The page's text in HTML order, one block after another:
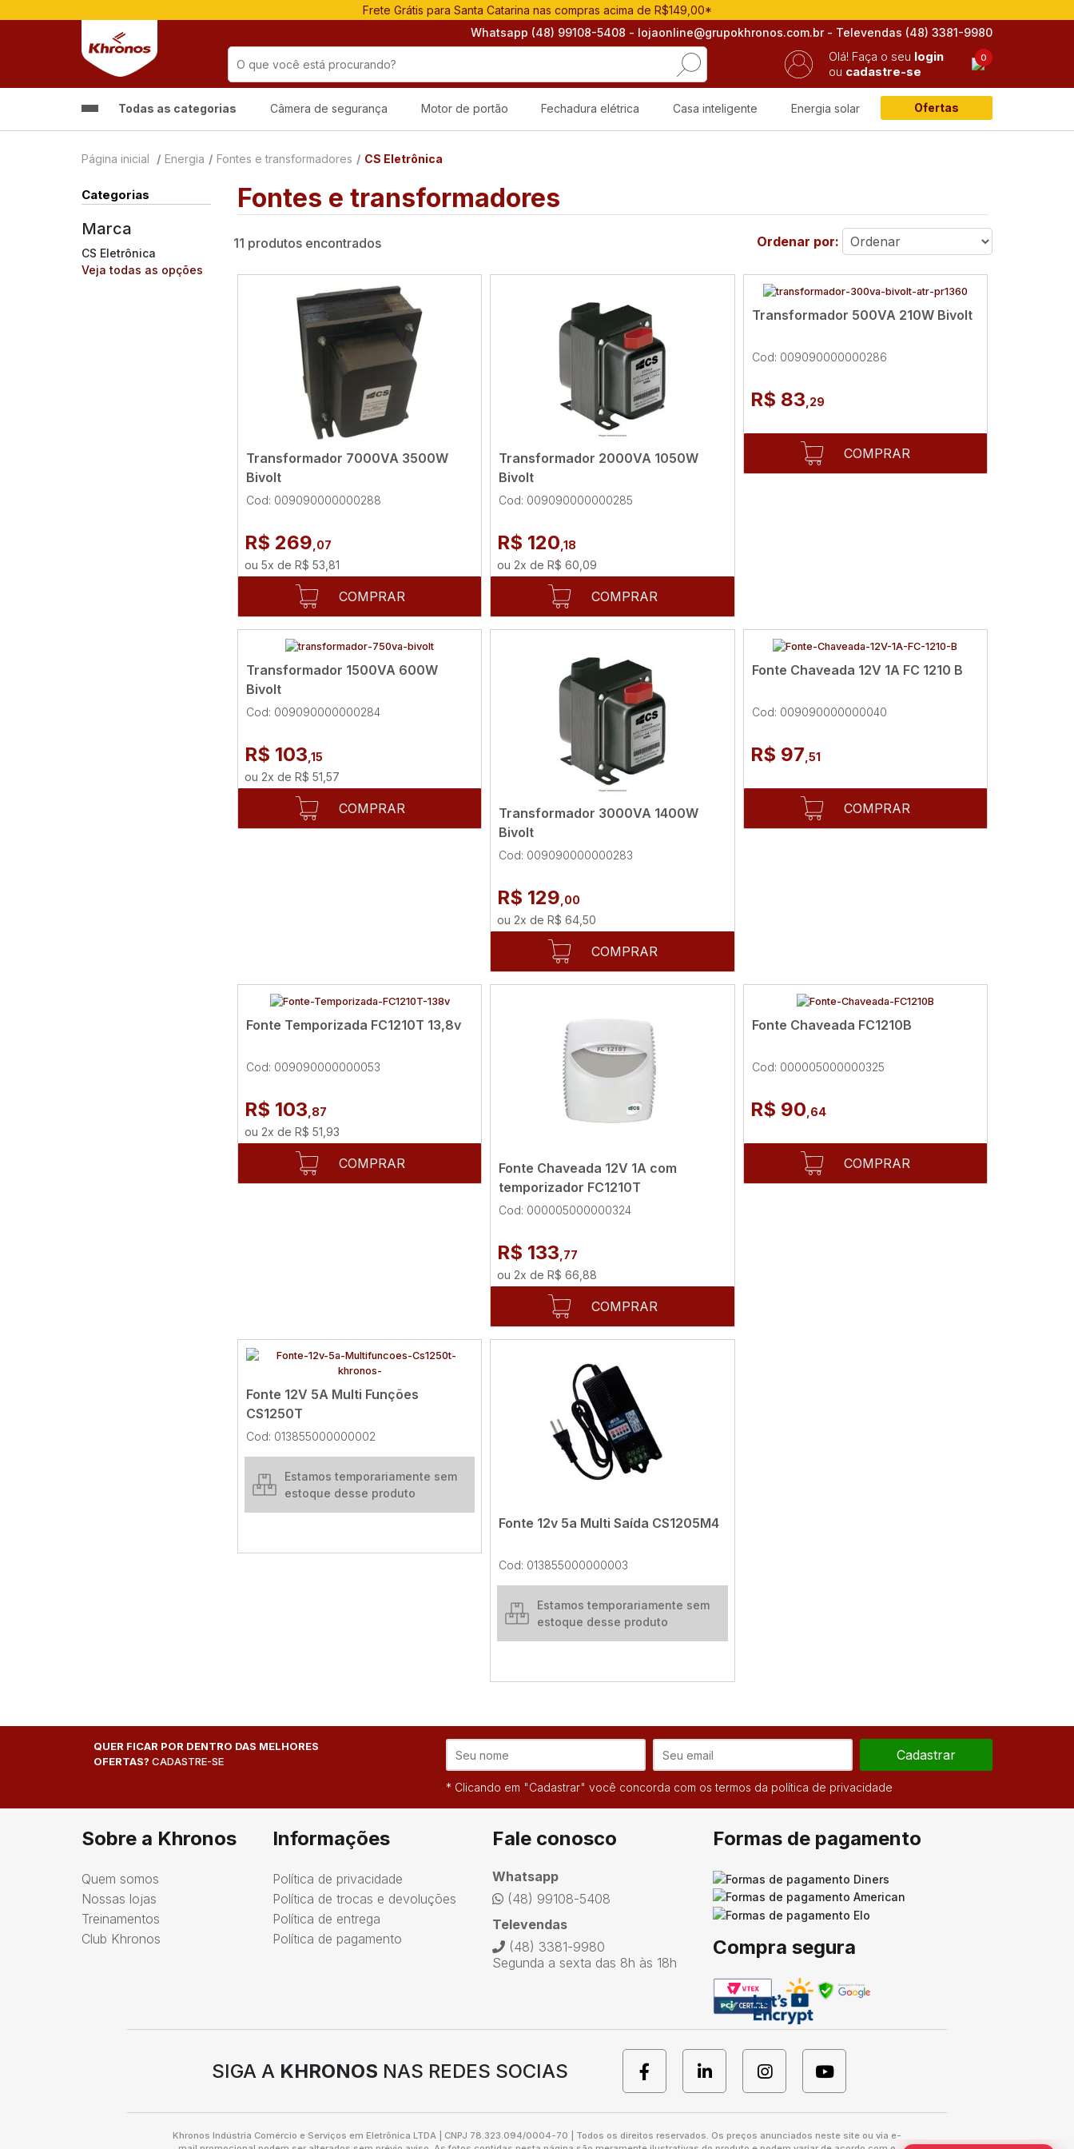
Frete Grátis para Santa Catarina nas compras acima de R$149,00*
Whatsapp (48) 99108-5408 - lojaonline@grupokhronos.com.br - Televendas (48) 3381-9980
Olá! Faça o seu login
ou cadastre-se
0
Todas as categorias Câmera de segurança Motor de portão Fechadura elétrica Casa inteligente Energia solar Ofertas
Página inicial Energia Fontes e transformadores CS Eletrônica
Categorias
Marca
CS Eletrônica
Veja todas as opções
Fontes e transformadores
11 produtos encontrados Ordenar por:
Transformador 7000VA 3500W
Bivolt
Cod: 009090000000288
R$ 269 ,07
ou 5x de R$ 53,81
COMPRAR
Transformador 2000VA 1050W
Bivolt
Cod: 009090000000285
R$ 120 ,18
ou 2x deR$ 60,09
COMPRAR
Transformador 500VA 210W Bivolt
Cod: 009090000000286
R$ 83 ,29
COMPRAR
Transformador 1500VA 600W
Bivolt
Cod: 009090000000284
R$ 103 ,15
ou 2x de R$ 51,57
COMPRAR
Transformador 3000VA 1400W
Bivolt
Cod: 009090000000283
R$ 129 ,00
ou 2x deR$ 64,50
COMPRAR
Fonte Chaveada 12V 1A FC 1210 B
Cod: 009090000000040
R$ 97 ,51
COMPRAR
Fonte Temporizada FC1210T 13,8v
Cod: 009090000000053
R$ 103 ,87
ou 2x de R$ 51,93
COMPRAR
Fonte Chaveada 12V 1A com
temporizador FC1210T
Cod: 000005000000324
R$ 133 ,77
ou 2x deR$ 66,88
COMPRAR
Fonte Chaveada FC1210B
Cod: 000005000000325
R$ 90 ,64
COMPRAR
Fonte 12V 5A Multi Funções
CS1250T
Cod: 013855000000002
Estamos temporariamente sem
estoque desse produto
Fonte 12v 5a Multi Saída CS1205M4
Cod: 013855000000003
Estamos temporariamente sem
estoque desse produto
QUER FICAR POR DENTRO DAS MELHORES
OFERTAS? CADASTRE-SE Cadastrar
* Clicando em "Cadastrar" você concorda com os termos da política de privacidade
Sobre a Khronos
Quem somos
Nossas lojas
Treinamentos
Club Khronos
Informações
Política de privacidade
Política de trocas e devoluções
Política de entrega
Política de pagamento
Fale conosco
Whatsapp
(48) 99108-5408
Televendas
(48) 3381-9980
Segunda a sexta das 8h às 18h
Formas de pagamento
Compra segura
SIGA A KHRONOS NAS REDES SOCIAS
Khronos Indústria Comércio e Serviços em Eletrônica LTDA | CNPJ 78.323.094/0004-70 | Todos os direitos reservados. Os preços anunciados neste site ou via e-